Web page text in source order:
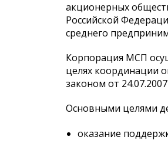
акционерных
Российской
среднего
Корпорация МСП
целях координации
законом от
Основными целями
оказание